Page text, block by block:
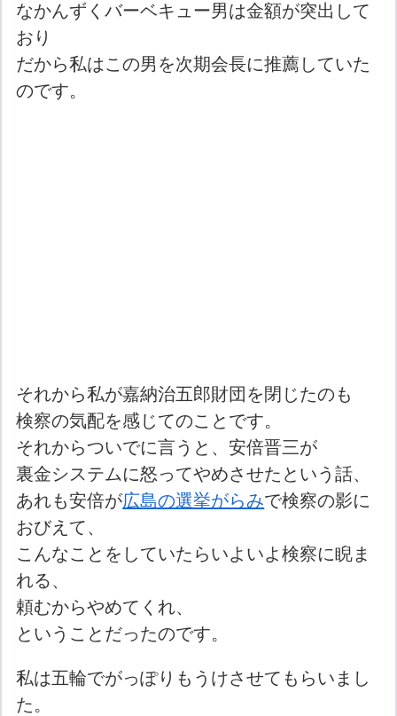
なかんずくバーベキュー男は金額が突出して
おり
だから私はこの男を次期会長に推薦していた
のです。
それから私が嘉納治五郎財団を閉じたのも
検察の気配を感じてのことです。
それからついでに言うと、安倍晋三が
裏金システムに怒ってやめさせたという話、
あれも安倍が広島の選挙がらみで検察の影に
おびえて、
こんなことをしていたらいよいよ検察に睨ま
れる、
頼むからやめてくれ、
ということだったのです。
私は五輪でがっぽりもうけさせてもらいまし
た。